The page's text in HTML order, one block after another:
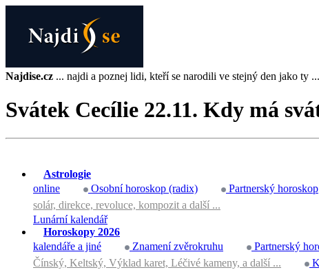
Najdise.cz ... najdi a poznej lidi, kteří se narodili ve stejný den jako ty ...
Svátek Cecílie 22.11. Kdy má
Astrologie
online
Osobní horoskop (radix) Partnerský horoskop
solár, direkce, revoluce, kompozit a další ...
Lunární kalendář
Horoskopy 2026
kalendáře a jiné
Znamení zvěrokruhu Partnerský
Čínský, Keltský, Výklad karet, Léčivé kameny, a další ...